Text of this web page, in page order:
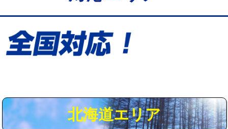
給水管工事※（土の掘削・埋め戻し作
業)
用（追加）/3ｍ超え)
給水管工事※（ライニング鋼管・銅
44,000円
北海道エリア